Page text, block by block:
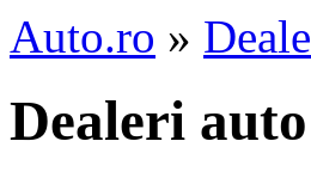
Auto.ro »
Dealeri auto